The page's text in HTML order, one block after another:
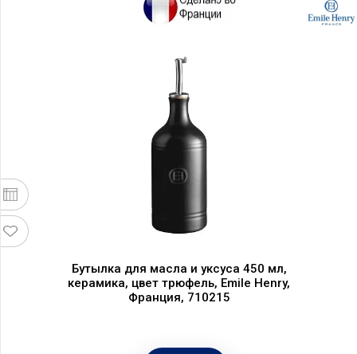
Бутылка для масла и уксуса 450 мл,
керамика, цвет трюфель, Emile Henry,
Франция, 710215